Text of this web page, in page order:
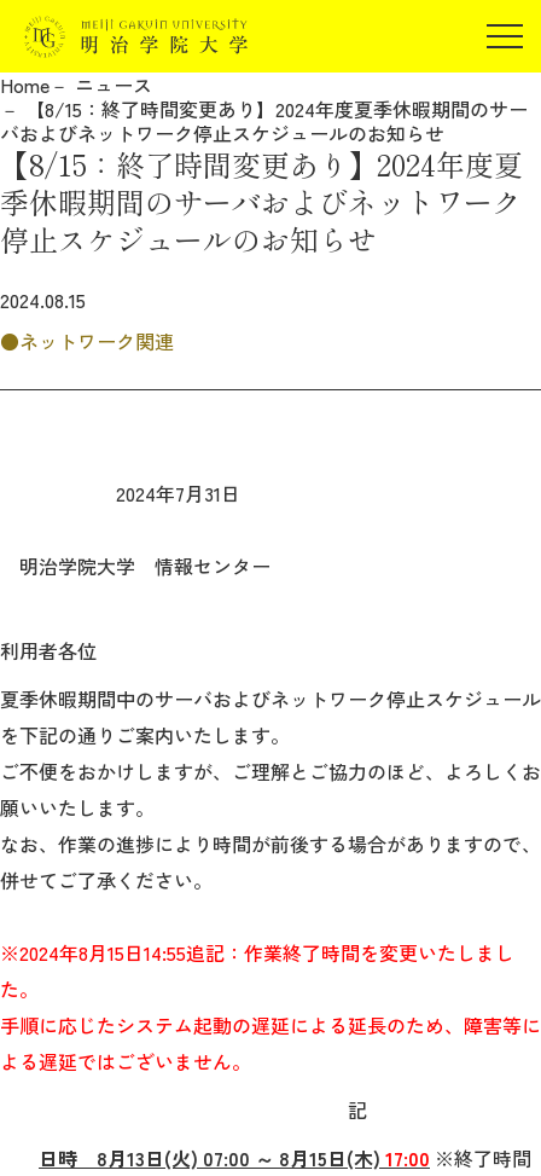
在学生の方
卒業生の方
保証人の方
企業・研究者の方
JP EN
受験生の方
報道関係の方
明治学院大学について
教育
学生生活
留学・国際交流
キャリア
ボランティア
生涯学習・社会連携
入試情報サイト
2026年9月入学者向け 新入生サイト
Home
ニュース
【8/15：終了時間変更あり】2024年度夏季休暇期間のサー
バおよびネットワーク停止スケジュールのお知らせ
【8/15：終了時間変更あり】2024年度夏
季休暇期間のサーバおよびネットワーク
停止スケジュールのお知らせ
2024.08.15
ネットワーク関連
2024年7月31日
明治学院大学 情報センター
利用者各位
夏季休暇期間中のサーバおよびネットワーク停止スケジュール
を下記の通りご案内いたします。
ご不便をおかけしますが、ご理解とご協力のほど、よろしくお
願いいたします。
なお、作業の進捗により時間が前後する場合がありますので、
併せてご了承ください。
※2024年8月15日14:55追記：作業終了時間を変更いたしまし
た。
手順に応じたシステム起動の遅延による延長のため、障害等に
よる遅延ではございません。
記
日時 8月13日(火) 07:00 ～ 8月15日(木) 17:00 ※終了時間